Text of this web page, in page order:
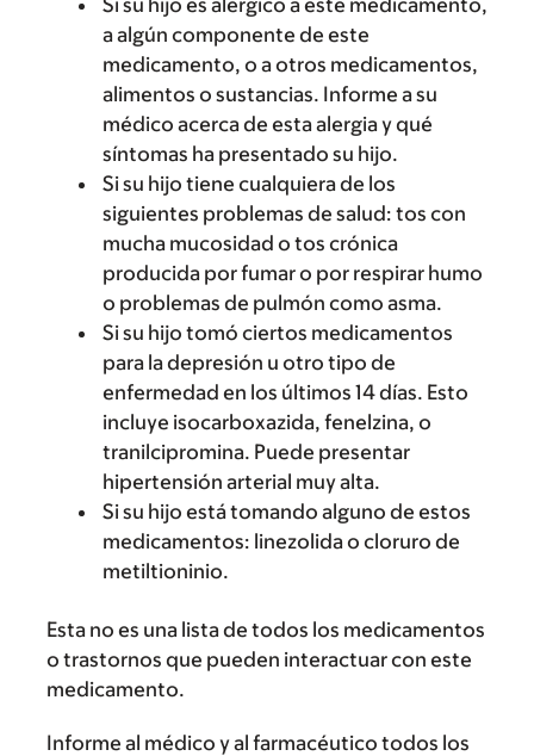
Si su hijo es alérgico a este medicamento,
a algún componente de este
medicamento, o a otros medicamentos,
alimentos o sustancias. Informe a su
médico acerca de esta alergia y qué
síntomas ha presentado su hijo.
Si su hijo tiene cualquiera de los
siguientes problemas de salud: tos con
mucha mucosidad o tos crónica
producida por fumar o por respirar humo
o problemas de pulmón como asma.
Si su hijo tomó ciertos medicamentos
para la depresión u otro tipo de
enfermedad en los últimos 14 días. Esto
incluye isocarboxazida, fenelzina, o
tranilcipromina. Puede presentar
hipertensión arterial muy alta.
Si su hijo está tomando alguno de estos
medicamentos: linezolida o cloruro de
metiltioninio.
Esta no es una lista de todos los medicamentos
o trastornos que pueden interactuar con este
medicamento.
Informe al médico y al farmacéutico todos los